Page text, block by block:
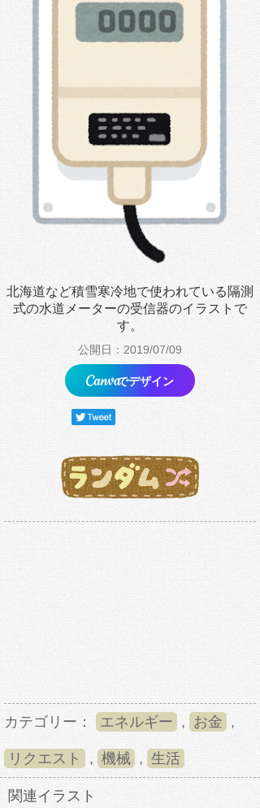
北海道など積雪寒冷地で使われている隔測
式の水道メーターの受信器のイラストで
す。
公開日：2019/07/09
でデザイン
カテゴリー： エネルギー , お金 ,
リクエスト , 機械 , 生活
関連イラスト